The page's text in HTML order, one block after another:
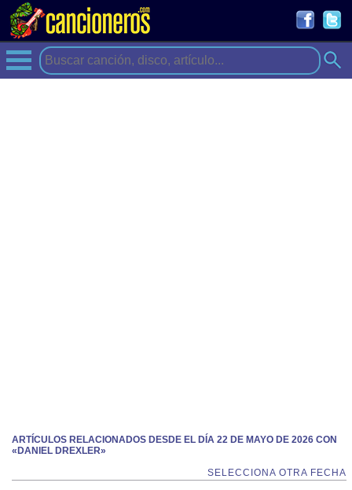
ARTÍCULOS RELACIONADOS DESDE EL DÍA 22 DE MAYO DE 2026 CON
«DANIEL DREXLER»
SELECCIONA OTRA FECHA